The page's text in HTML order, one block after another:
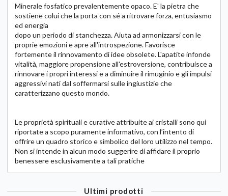
Minerale fosfatico prevalentemente opaco. E' la pietra che
sostiene colui che la porta con sé a ritrovare forza, entusiasmo
ed energia
dopo un periodo di stanchezza. Aiuta ad armonizzarsi con le
proprie emozioni e apre all'introspezione. Favorisce
fortemente il rinnovamento di idee obsolete. L'apatite infonde
vitalità, maggiore propensione all'estroversione, contribuisce a
rinnovare i propri interessi e a diminuire il rimuginio e gli impulsi
aggressivi nati dal soffermarsi sulle ingiustizie che
caratterizzano questo mondo.
Le proprietà spirituali e curative attribuite ai cristalli sono qui
riportate a scopo puramente informativo, con l’intento di
offrire un quadro storico e simbolico del loro utilizzo nel tempo.
Non si intende in alcun modo suggerire di affidare il proprio
benessere esclusivamente a tali pratiche
Ultimi prodotti